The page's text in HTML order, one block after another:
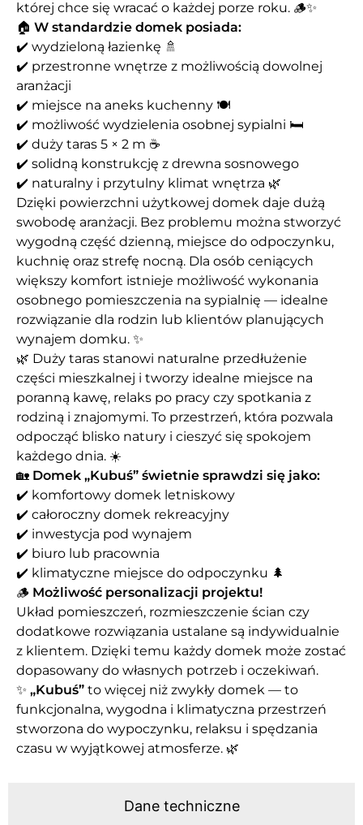
Dane techniczne
której chce się wracać o każdej porze roku. 🪵✨
🏠 W standardzie domek posiada:
✔️ wydzieloną łazienkę 🚿
✔️ przestronne wnętrze z możliwością dowolnej
aranżacji
✔️ miejsce na aneks kuchenny 🍽️
✔️ możliwość wydzielenia osobnej sypialni 🛏️
✔️ duży taras 5 × 2 m ☕
✔️ solidną konstrukcję z drewna sosnowego
✔️ naturalny i przytulny klimat wnętrza 🌿
Dzięki powierzchni użytkowej domek daje dużą
swobodę aranżacji. Bez problemu można stworzyć
wygodną część dzienną, miejsce do odpoczynku,
kuchnię oraz strefę nocną. Dla osób ceniących
większy komfort istnieje możliwość wykonania
osobnego pomieszczenia na sypialnię — idealne
rozwiązanie dla rodzin lub klientów planujących
wynajem domku. ✨
🌿 Duży taras stanowi naturalne przedłużenie
części mieszkalnej i tworzy idealne miejsce na
poranną kawę, relaks po pracy czy spotkania z
rodziną i znajomymi. To przestrzeń, która pozwala
odpocząć blisko natury i cieszyć się spokojem
każdego dnia. ☀️
🏡 Domek „Kubuś” świetnie sprawdzi się jako:
✔️ komfortowy domek letniskowy
✔️ całoroczny domek rekreacyjny
✔️ inwestycja pod wynajem
✔️ biuro lub pracownia
✔️ klimatyczne miejsce do odpoczynku 🌲
🪵 Możliwość personalizacji projektu!
Układ pomieszczeń, rozmieszczenie ścian czy
dodatkowe rozwiązania ustalane są indywidualnie
z klientem. Dzięki temu każdy domek może zostać
dopasowany do własnych potrzeb i oczekiwań.
✨ „Kubuś” to więcej niż zwykły domek — to
funkcjonalna, wygodna i klimatyczna przestrzeń
stworzona do wypoczynku, relaksu i spędzania
czasu w wyjątkowej atmosferze. 🌿